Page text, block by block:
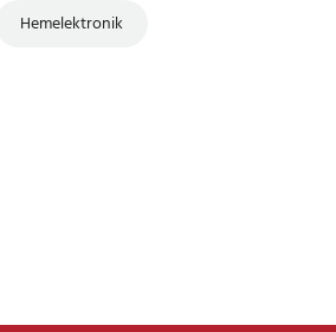
Hemelektronik